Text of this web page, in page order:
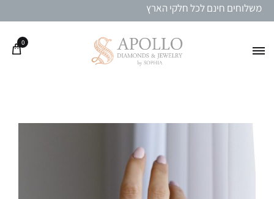
משלוחים חינם לכל חלקי הארץ
0